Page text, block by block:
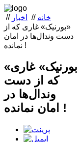
خانه // اخبار //
«بورنیک» غاری که از
دست وندال‌ها در امان
نمانده !
«بورنیک» غاری
که از دست
وندال‌ها در
امان نمانده !